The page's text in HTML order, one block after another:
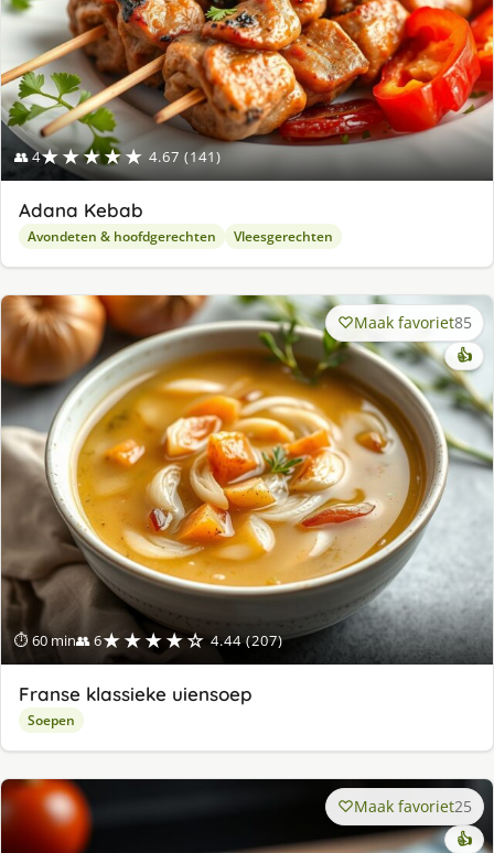
👥 4★★★★★ 4.67 (141)
Adana Kebab
Avondeten & hoofdgerechten Vleesgerechten
⏱ 60 min👥 6★★★★☆ 4.44 (207)
Maak favoriet85
👍
Franse klassieke uiensoep
Soepen
Maak favoriet25
👍